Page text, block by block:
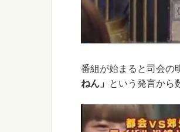
番組が始まると司会の
ねん」 という発言から